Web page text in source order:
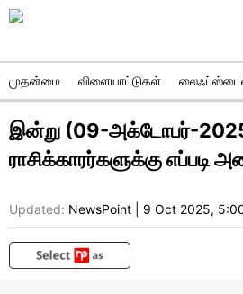
முதன்மை விளையாட்டுகள்
இன்று (09-அக்டோபர்-
ராசிக்காரர்களுக்கு எப்படி
Updated: NewsPoint 9 Oct 2025,